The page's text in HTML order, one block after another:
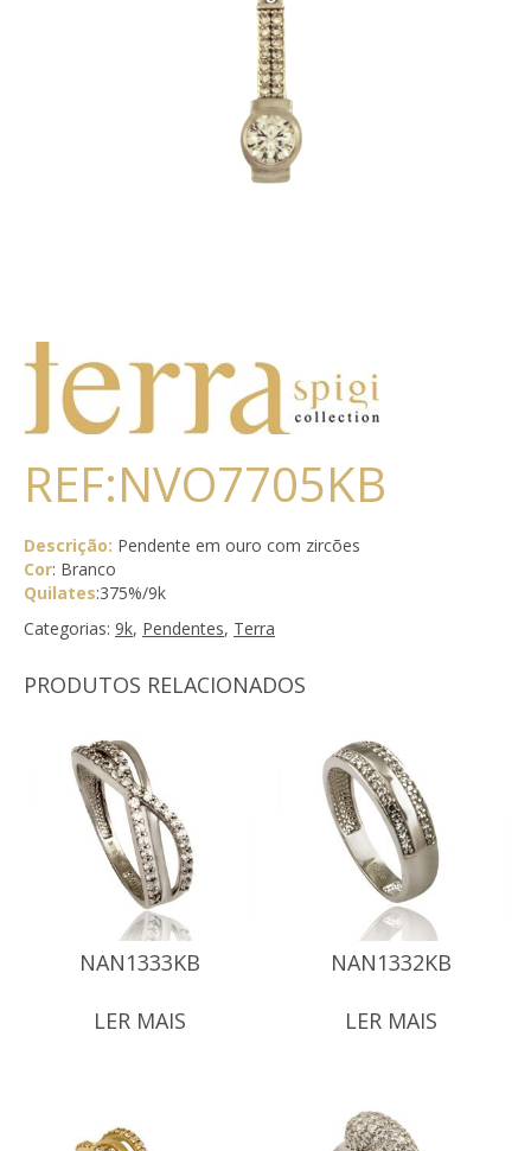
REF:NVO7705KB
Descrição: Pendente em ouro com zircões
Cor: Branco
Quilates:375%/9k
Categorias: 9k, Pendentes, Terra
PRODUTOS RELACIONADOS
NAN1333KB
LER MAIS
NAN1332KB
LER MAIS